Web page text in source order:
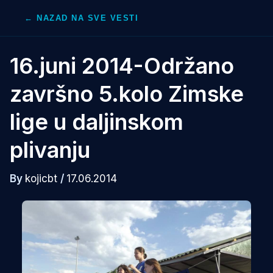
← NAZAD NA SVE VESTI
16.juni 2014-Održano
završno 5.kolo Zimske
lige u daljinskom
plivanju
By kojicbt / 17.06.2014